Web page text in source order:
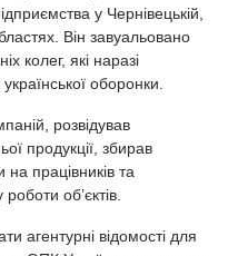
у Чернівецькій,
Він завуальовано
колег, які наразі
оборонки.
розвідував
продукції, збирав
працівників та
об’єктів.
агентурні відомості для